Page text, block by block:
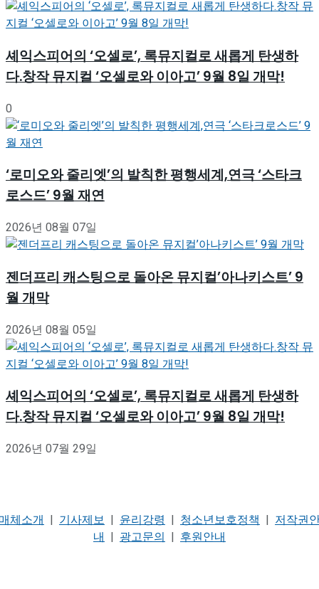
셰익스피어의 ‘오셀로’, 록뮤지컬로 새롭게 탄생하
다.창작 뮤지컬 ‘오셀로와 이아고’ 9월 8일 개막!
0
‘로미오와 줄리엣’의 발칙한 평행세계,연극 ‘스타크
로스드’ 9월 재연
2026년 08월 07일
젠더프리 캐스팅으로 돌아온 뮤지컬’아나키스트’ 9
월 개막
2026년 08월 05일
셰익스피어의 ‘오셀로’, 록뮤지컬로 새롭게 탄생하
다.창작 뮤지컬 ‘오셀로와 이아고’ 9월 8일 개막!
2026년 07월 29일
체소개 | 기사제보 | 윤리강령 | 청소년보호정책 | 저작권
내 | 광고문의 | 후원안내